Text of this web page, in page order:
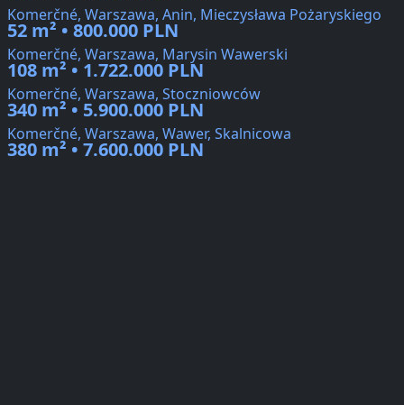
Komerčné, Warszawa, Anin, Mieczysława Pożaryskiego
52 m² • 800.000 PLN
Komerčné, Warszawa, Marysin Wawerski
108 m² • 1.722.000 PLN
Komerčné, Warszawa, Stoczniowców
340 m² • 5.900.000 PLN
Komerčné, Warszawa, Wawer, Skalnicowa
380 m² • 7.600.000 PLN